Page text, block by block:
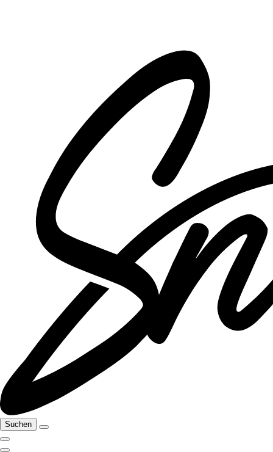
Suchen